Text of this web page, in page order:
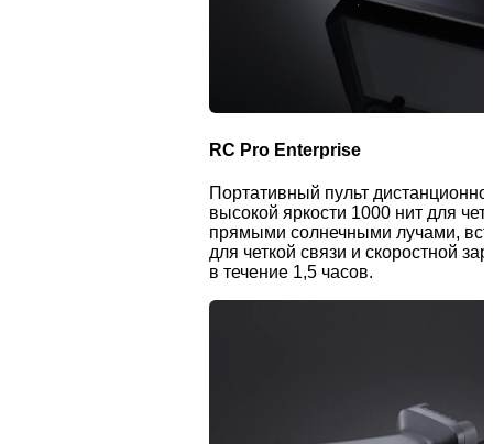
RC Pro Enterprise
Портативный пульт
высокой яркости 1000 нит для
прямыми солнечными лучами,
для четкой связи и скоростной
в течение 1,5 часов.